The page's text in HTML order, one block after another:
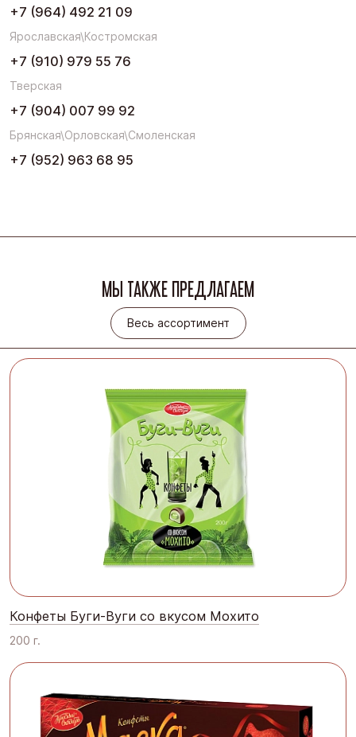
+7 (964) 492 21 09
Ярославская\Костромская
+7 (910) 979 55 76
Тверская
+7 (904) 007 99 92
Брянская\Орловская\Смоленская
+7 (952) 963 68 95
МЫ ТАКЖЕ ПРЕДЛАГАЕМ
Весь ассортимент
Весь ассортимент
Конфеты Буги-Вуги со вкусом Мохито
200 г.